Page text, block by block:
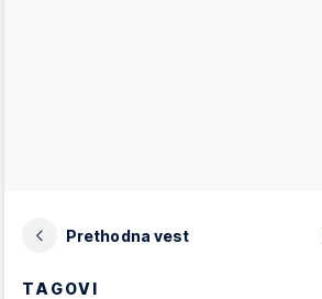
Prethodna vest
TAGOVI